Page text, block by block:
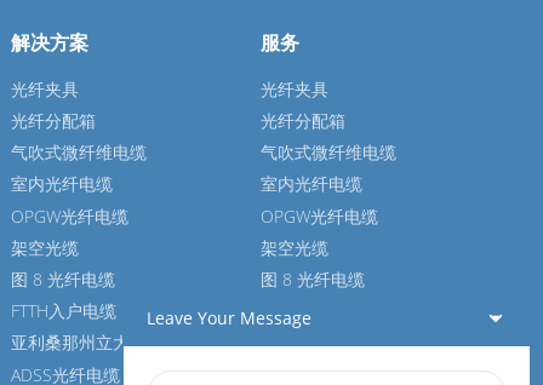
解决方案
光纤夹具
光纤分配箱
气吹式微纤维电缆
室内光纤电缆
OPGW光纤电缆
架空光缆
图 8 光纤电缆
FTTH入户电缆
亚利桑那州立大学光纤电缆
ADSS光纤电缆
服务
光纤夹具
光纤分配箱
气吹式微纤维电缆
室内光纤电缆
OPGW光纤电缆
架空光缆
图 8 光纤电缆
FTTH入户电缆
亚利桑那州立大学光纤电缆
ADSS光纤电缆
Leave Your Message